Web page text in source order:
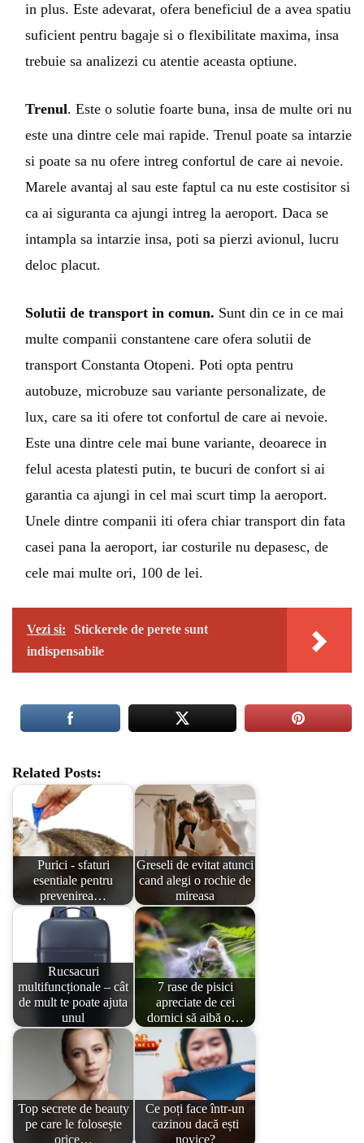
in plus. Este adevarat, ofera beneficiul de a avea spatiu
suficient pentru bagaje si o flexibilitate maxima, insa
trebuie sa analizezi cu atentie aceasta optiune.
Trenul. Este o solutie foarte buna, insa de multe ori nu
este una dintre cele mai rapide. Trenul poate sa intarzie
si poate sa nu ofere intreg confortul de care ai nevoie.
Marele avantaj al sau este faptul ca nu este costisitor si
ca ai siguranta ca ajungi intreg la aeroport. Daca se
intampla sa intarzie insa, poti sa pierzi avionul, lucru
deloc placut.
Solutii de transport in comun. Sunt din ce in ce mai
multe companii constantene care ofera solutii de
transport Constanta Otopeni. Poti opta pentru
autobuze, microbuze sau variante personalizate, de
lux, care sa iti ofere tot confortul de care ai nevoie.
Este una dintre cele mai bune variante, deoarece in
felul acesta platesti putin, te bucuri de confort si ai
garantia ca ajungi in cel mai scurt timp la aeroport.
Unele dintre companii iti ofera chiar transport din fata
casei pana la aeroport, iar costurile nu depasesc, de
cele mai multe ori, 100 de lei.
Vezi si:
Stickerele de perete sunt
indispensabile
Related Posts:
Purici - sfaturi
esentiale pentru
prevenirea…
Greseli de evitat atunci
cand alegi o rochie de
mireasa
Rucsacuri
multifuncționale – cât
de mult te poate ajuta
unul
7 rase de pisici
apreciate de cei
dornici să aibă o…
Top secrete de beauty
pe care le folosește
orice…
Ce poți face într-un
cazinou dacă ești
novice?